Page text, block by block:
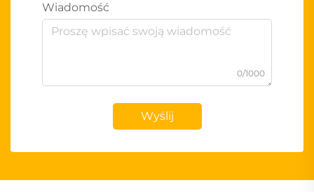
Wiadomość
0/1000
Wyślij